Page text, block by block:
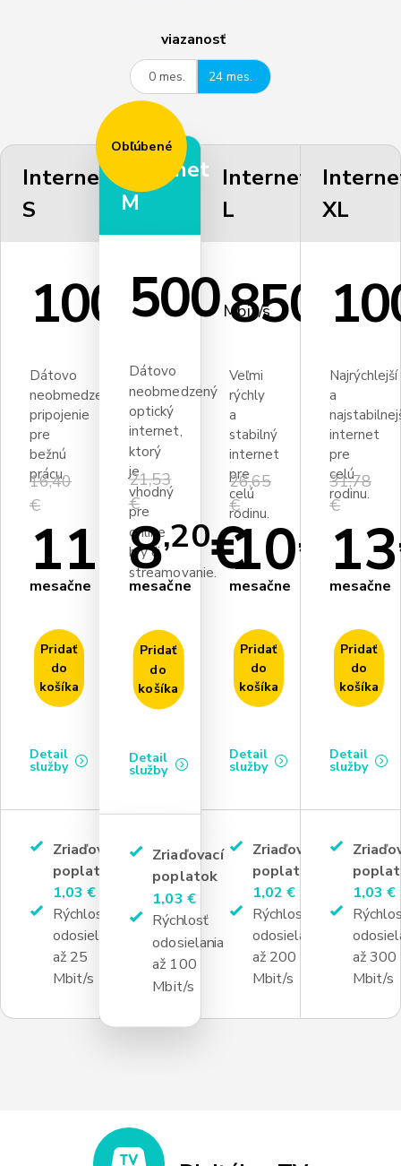
viazanosť
0 mes. 24 mes.
Internet
S
100 Mbit/s
Dátovo
neobmedzené
pripojenie
pre
bežnú
prácu.
16,40
€
11 ,28€
mesačne
Pridať
do
košíka
Detail
služby
Zriaďovací
poplatok
1,03 €
Rýchlosť
odosielania
až 25
Mbit/s
Obľúbené
Internet
M
500 Mbit/s
Dátovo
neobmedzený
optický
internet,
ktorý
je
vhodný
pre
online
hry či
streamovanie.
21,53
€
8,20€
mesačne
Pridať
do
košíka
Detail
služby
Zriaďovací
poplatok
1,03 €
Rýchlosť
odosielania
až 100
Mbit/s
Internet
L
850 Mbit/s
Veľmi
rýchly
a
stabilný
internet
pre
celú
rodinu.
26,65
€
10,76€
mesačne
Pridať
do
košíka
Detail
služby
Zriaďovací
poplatok
1,02 €
Rýchlosť
odosielania
až 200
Mbit/s
XL
Najrýchlejší
a
internet
pre
celú
rodinu.
31,78
€
13
mesačne
Pridať
do
košíka
Detail
služby
1,03 €
až 300
Mbit/s